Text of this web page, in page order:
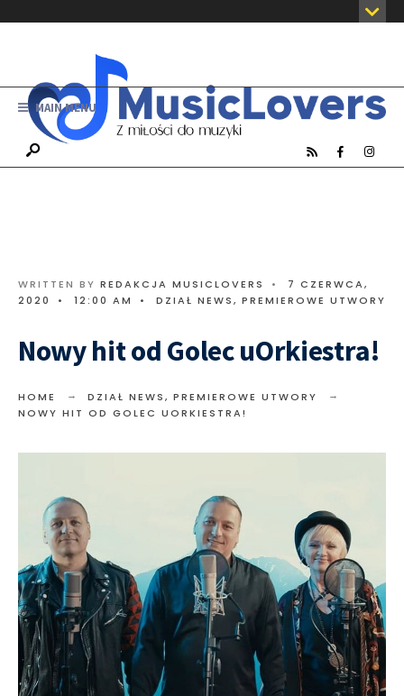
MAIN MENU
WRITTEN BY REDAKCJA MUSICLOVERS •
7 CZERWCA,
2020
• 12:00 AM • DZIAŁ NEWS, PREMIEROWE UTWORY
Nowy hit od Golec uOrkiestra!
HOME DZIAŁ NEWS, PREMIEROWE UTWORY
NOWY HIT OD GOLEC UORKIESTRA!